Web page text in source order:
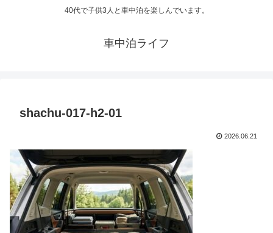
40代で子供3人と車中泊を楽しんでいます。
車中泊ライフ
shachu-017-h2-01
2026.06.21